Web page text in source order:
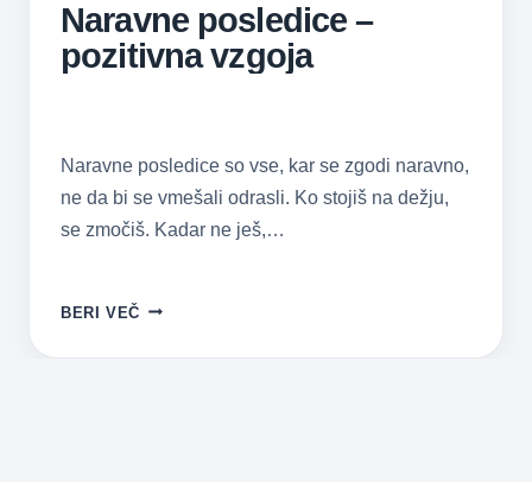
Naravne posledice –
pozitivna vzgoja
Naravne posledice so vse, kar se zgodi naravno,
ne da bi se vmešali odrasli. Ko stojiš na dežju,
se zmočiš. Kadar ne ješ,…
BERI VEČ NARAVNE
–